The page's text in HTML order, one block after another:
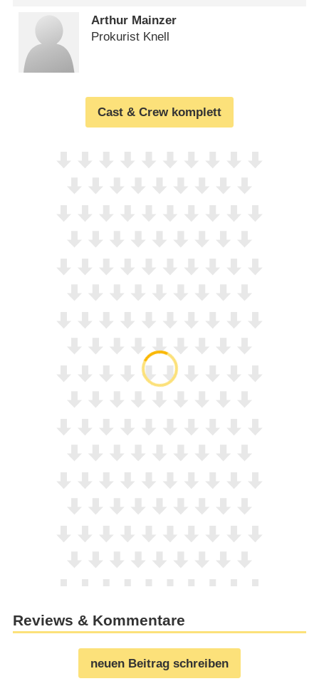
Arthur Mainzer
Prokurist Knell
Cast & Crew komplett
Reviews & Kommentare
neuen Beitrag schreiben